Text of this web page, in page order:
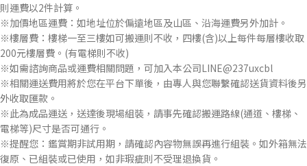
則運費以2件計算。
※加價地區運費：如地址位於偏遠地區及山區、沿海運費另外加計。
※樓層費：樓梯一至三樓如可搬運則不收，四樓(含)以上每件每層樓收取
200元樓層費。(有電梯則不收)
※如需諮詢商品或運費相關問題，可加入本公司LINE@237uxcbl
※相關運送費用將於您在平台下單後，由專人與您聯繫確認送貨資料後另
外收取匯款。
※此為成品運送，送達後現場組裝，請事先確認搬運路線(通道、樓梯、
電梯等)尺寸是否可通行。
※提醒您：鑑賞期非試用期，請確認內容物無誤再進行組裝。如外箱無法
復原、已組裝或已使用，如非瑕疵則不受理退換貨。